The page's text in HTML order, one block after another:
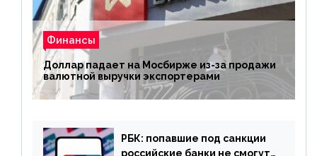
Финансы
Доллар падает на Мосбирже из-за продажи
валютной выручки экспортерами
РБК: попавшие под санкции
российские банки не смогут